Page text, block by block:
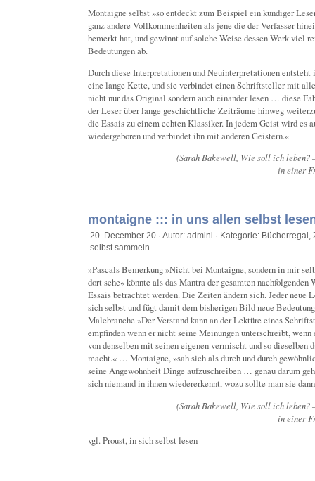
Montaigne selbst »so entdeckt zum Beispiel ein kundiger
ganz andere Vollkommenheiten als jene die der Verfasser
bemerkt hat, und gewinnt auf solche Weise dessen Werk viel
Bedeutungen ab.
Durch diese Interpretationen und Neuinterpretationen entsteht
eine lange Kette, und sie verbindet einen Schriftsteller mit
nicht nur das Original sondern auch einander lesen … diese
der Leser über lange geschichtliche Zeiträume hinweg
die Essais zu einem echten Klassiker. In jedem Geist wird es
wiedergeboren und verbindet ihn mit anderen Geistern.«
(Sarah Bakewell, Wie soll ich leben?
in einer
montaigne ::: in uns allen selbst
20. December 20 · Autor: admini · Kategorie: Bücherregal
selbst sammeln
»Pascals Bemerkung »Nicht bei Montaigne, sondern in mir
dort sehe« könnte als das Mantra der gesamten nachfolgenden
Essais betrachtet werden. Die Zeiten ändern sich. Jeder neue
sich selbst und fügt damit dem bisherigen Bild neue
Malebranche »Der Verstand kann an der Lektüre eines
empfinden wenn er nicht seine Meinungen unterschreibt,
von denselben mit seinen eigenen vermischt und so dieselben
macht.« … Montaigne, »sah sich als durch und durch
seine Angewohnheit Dinge aufzuschreiben … genau darum
sich niemand in ihnen wiedererkennt, wozu sollte man sie
(Sarah Bakewell, Wie soll ich leben?
in einer
vgl. Proust, in sich selbst lesen